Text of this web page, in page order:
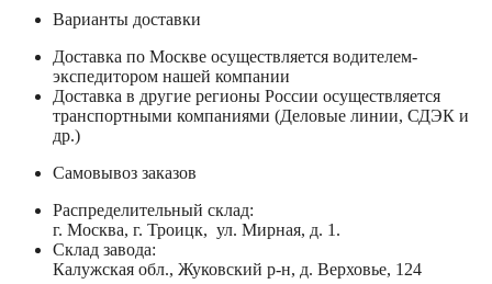
Варианты доставки
Доставка по Москве осуществляется водителем-
экспедитором нашей компании
Доставка в другие регионы России осуществляется
транспортными компаниями (Деловые линии, СДЭК и
др.)
Самовывоз заказов
Распределительный склад:
г. Москва, г. Троицк, ул. Мирная, д. 1.
Склад завода:
Калужская обл., Жуковский р-н, д. Верховье, 124